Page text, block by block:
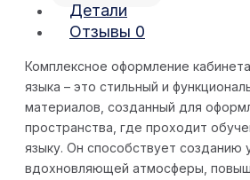
Детали
Отзывы 0
Комплексное оформление кабинета
языка – это стильный и
материалов, созданный для
пространства, где проходит
языку. Он способствует созданию
вдохновляющей атмосферы,